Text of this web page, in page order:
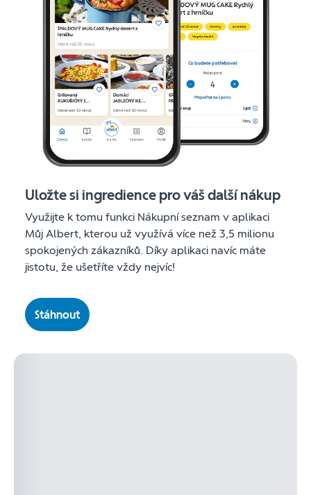
Uložte si ingredience pro váš další nákup
Využijte k tomu funkci Nákupní seznam v aplikaci
Můj Albert, kterou už využívá více než 3,5 milionu
spokojených zákazníků. Díky aplikaci navíc máte
jistotu, že ušetříte vždy nejvíc!
Stáhnout